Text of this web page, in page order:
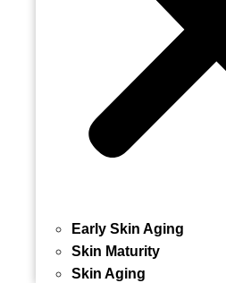
Early Skin Aging
Skin Maturity
Skin Aging